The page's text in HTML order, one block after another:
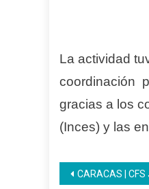
La actividad
coordinación
gracias a los
(Inces) y las
CARACAS | CFS Jorge Rodríguez finaliza